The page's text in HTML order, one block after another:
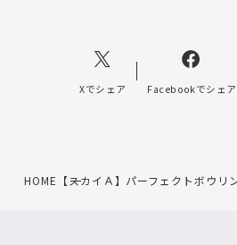
Xでシェア Facebookでシェア
HOME 【スカイＡ】パーフェクトボウリ